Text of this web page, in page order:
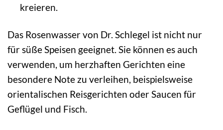
kreieren.
Das Rosenwasser von Dr. Schlegel ist nicht nur
für süße Speisen geeignet. Sie können es auch
verwenden, um herzhaften Gerichten eine
besondere Note zu verleihen, beispielsweise
orientalischen Reisgerichten oder Saucen für
Geflügel und Fisch.